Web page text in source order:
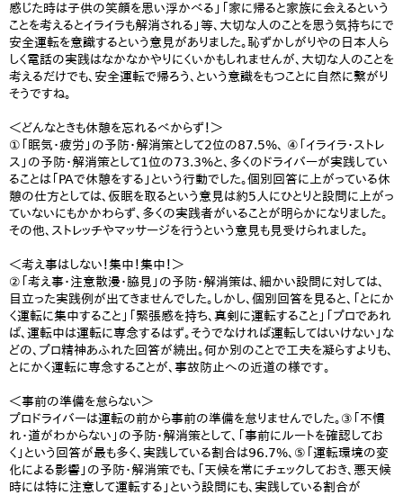
感じた時は子供の笑顔を思い浮かべる」「家に帰ると家族に会えるという
ことを考えるとイライラも解消される」等、大切な人のことを思う気持ちにで
安全運転を意識するという意見がありました。恥ずかしがりやの日本人ら
しく電話の実践はなかなかやりにくいかもしれませんが、大切な人のことを
考えるだけでも、安全運転で帰ろう、という意識をもつことに自然に繋がり
そうですね。
＜どんなときも休憩を忘れるべからず！＞
①「眠気・疲労」の予防・解消策として2位の87.5%、 ④「イライラ・ストレ
ス」の予防・解消策として1位の73.3%と、多くのドライバーが実践してい
ることは「PAで休憩をする」という行動でした。個別回答に上がっている休
憩の仕方としては、仮眠を取るという意見は約5人にひとりと設問に上がっ
ていないにもかかわらず、多くの実践者がいることが明らかになりました。
その他、ストレッチやマッサージを行うという意見も見受けられました。
＜考え事はしない！集中！集中！＞
②「考え事・注意散漫・脇見」の予防・解消策は、細かい設問に対しては、
目立った実践例が出てきませんでした。しかし、個別回答を見ると、「とにか
く運転に集中すること」「緊張感を持ち、真剣に運転すること」「プロであれ
ば、運転中は運転に専念するはず。そうでなければ運転してはいけない」な
どの、プロ精神あふれた回答が続出。何か別のことで工夫を凝らすよりも、
とにかく運転に専念することが、事故防止への近道の様です。
＜事前の準備を怠らない＞
プロドライバーは運転の前から事前の準備を怠りませんでした。③「不慣
れ・道がわからない」の予防・解消策として、「事前にルートを確認してお
く」という回答が最も多く、実践している割合は96.7%、⑤「運転環境の変
化による影響」の予防・解消策でも、「天候を常にチェックしておき、悪天候
時には特に注意して運転する」という設問にも、実践している割合が